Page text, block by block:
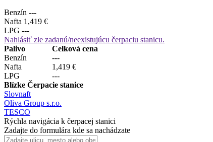
Benzín ---
Nafta 1,419 €
LPG ---
Nahlásiť zle zadanú/neexistujúcu čerpaciu stanicu.
Palivo
Celková cena
Benzín
---
Nafta
1,419 €
LPG
---
Blízke Čerpacie stanice
Slovnaft
Oliva Group s.r.o.
TESCO
Rýchla navigácia k čerpacej stanici
Zadajte do formulára kde sa nachádzate